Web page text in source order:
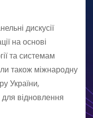
дискусії
на основі
та системам
також міжнародну
України,
для відновлення